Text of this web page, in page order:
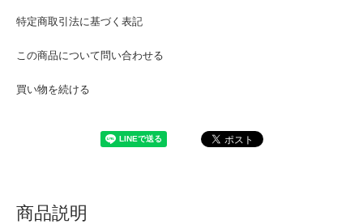
特定商取引法に基づく表記
この商品について問い合わせる
買い物を続ける
商品説明